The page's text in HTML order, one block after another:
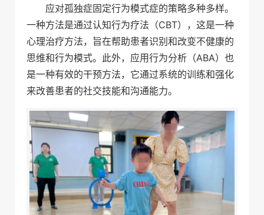
应对孤独症固定行为模式症的策略多种多样。
一种方法是通过认知行为疗法（CBT），这是一种
心理治疗方法，旨在帮助患者识别和改变不健康的
思维和行为模式。此外，应用行为分析（ABA）也
是一种有效的干预方法，它通过系统的训练和强化
来改善患者的社交技能和沟通能力。